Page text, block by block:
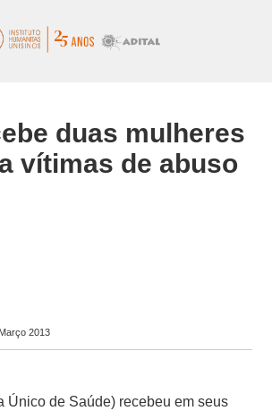
duas mulheres
vítimas de abuso
2013
Único de Saúde) recebeu em seus